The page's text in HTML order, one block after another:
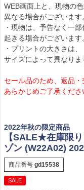
WEB画面上と、現物の
異なる場合がございます
・現物は、予告なく一
起きる場合がございます
・プリントの大きさは、
サイズによって異なりま
セール品のため、返品・
あらかじめご了承くださ
2022年秋の限定商品
【SALE★在庫限
ゾン (W22A02)
商品番号 gd15538
SALE